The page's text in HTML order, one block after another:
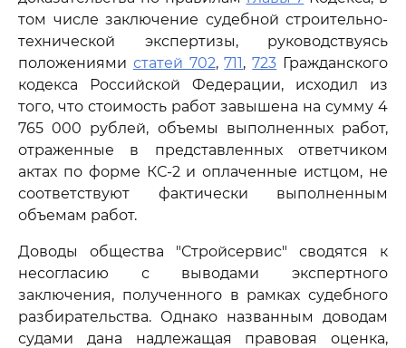
том числе заключение судебной строительно-
технической экспертизы, руководствуясь
положениями статей 702,711,723 Гражданского
кодекса Российской Федерации, исходил из
того, что стоимость работ завышена на сумму 4
765 000 рублей, объемы выполненных работ,
отраженные в представленных ответчиком
актах по форме КС-2 и оплаченные истцом, не
соответствуют фактически выполненным
объемам работ.
Доводы общества "Стройсервис" сводятся к
несогласию с выводами экспертного
заключения, полученного в рамках судебного
разбирательства. Однако названным доводам
судами дана надлежащая правовая оценка,